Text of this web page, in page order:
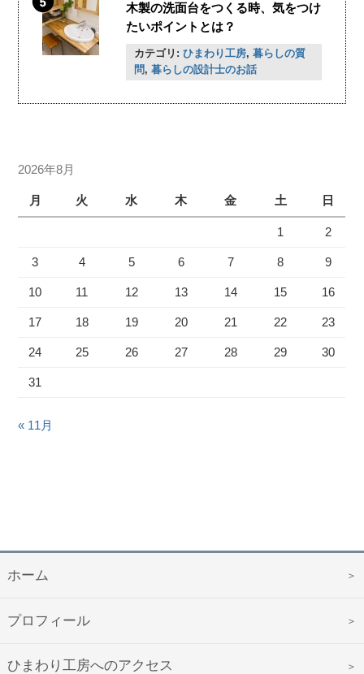
木製の洗面台をつくる時、気をつけ
たいポイントとは？
カテゴリ: ひまわり工房, 暮らしの質
問, 暮らしの設計士のお話
2026年8月
月 火 水 木 金 土 日
1 2
3 4 5 6 7 8 9
10 11 12 13 14 15 16
17 18 19 20 21 22 23
24 25 26 27 28 29 30
31
« 11月
ホーム
プロフィール
ひまわり工房へのアクセス